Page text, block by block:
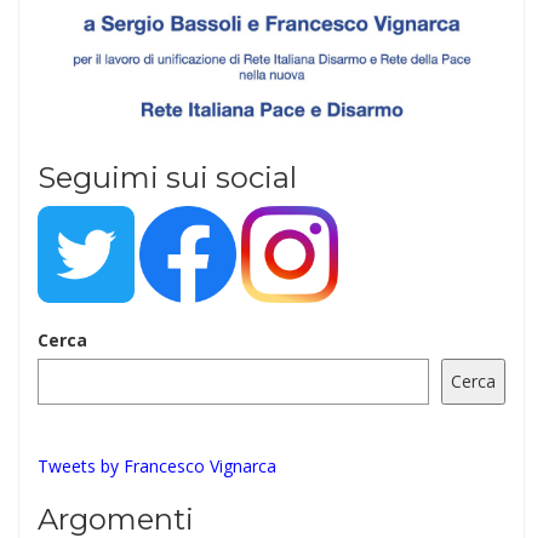
Seguimi sui social
Cerca
Cerca
Tweets by Francesco Vignarca
Argomenti